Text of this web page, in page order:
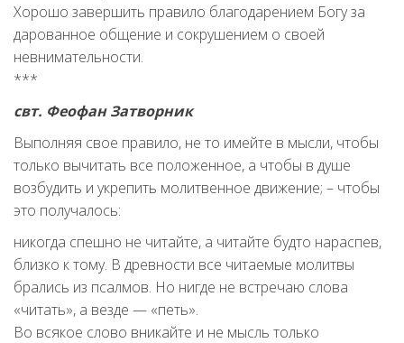
Хорошо завершить правило благодарением Богу за
дарованное общение и сокрушением о своей
невнимательности.
***
свт. Феофан Затворник
Выполняя свое правило, не то имейте в мысли, чтобы
только вычитать все положенное, а чтобы в душе
возбудить и укрепить молитвенное движение; – чтобы
это получалось:
никогда спешно не читайте, а читайте будто нараспев,
близко к тому. В древности все читаемые молитвы
брались из псалмов. Но нигде не встречаю слова
«читать», а везде — «петь».
Во всякое слово вникайте и не мысль только